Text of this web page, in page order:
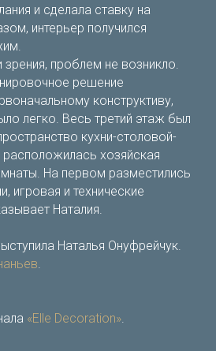
и сделала ставку на
интерьер получился
зрения, проблем не возникло.
решение
конструктиву,
легко. Весь третий этаж был
кухни-столовой-
хозяйская
На первом разместились
игровая и технические
Наталия.
Наталья Онуфрейчук.
.
«Elle Decoration».